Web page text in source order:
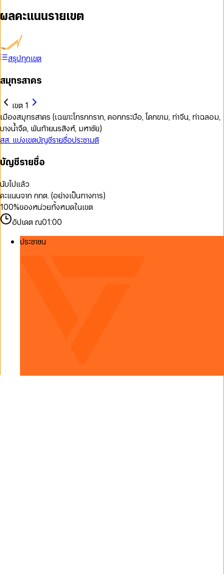
ผลคะแนนรายเขต
สรุปทุกเขต
สมุทรสาคร
เขต 1
เมืองสมุทรสาคร (เฉพาะโกรกกราก, คอกกระบือ, โคกขาม, ท่าจีน, ท่าฉลอม,
บางน้ำจืด, พันท้ายนรสิงห์, มหาชัย)
สส. แบ่งเขตบัญชีรายชื่อประชามติ
บัญชีรายชื่อ
นับไปแล้ว
คะแนนจาก กกต. (อย่างเป็นทางการ)
100%ของหน่วยทั้งหมดในเขต
อัปเดต ณ01:00
ประชาชน